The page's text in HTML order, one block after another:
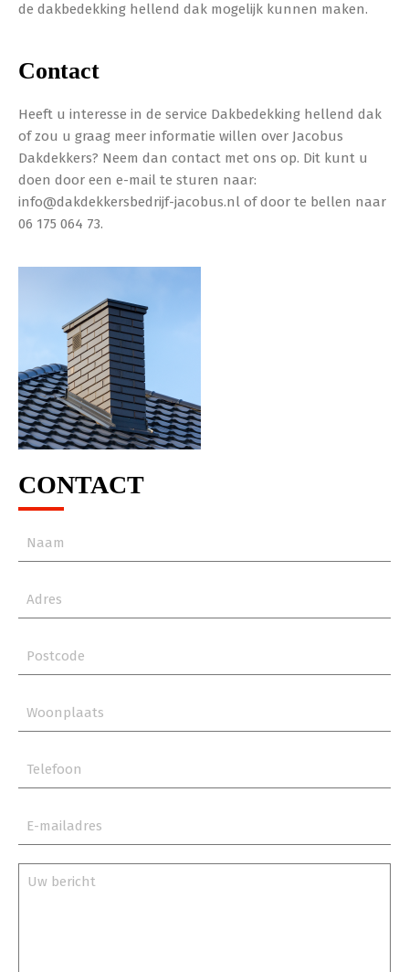
de dakbedekking hellend dak mogelijk kunnen maken.
Contact
Heeft u interesse in de service Dakbedekking hellend dak
of zou u graag meer informatie willen over Jacobus
Dakdekkers? Neem dan contact met ons op. Dit kunt u
doen door een e-mail te sturen naar:
info@dakdekkersbedrijf-jacobus.nl of door te bellen naar
06 175 064 73.
CONTACT